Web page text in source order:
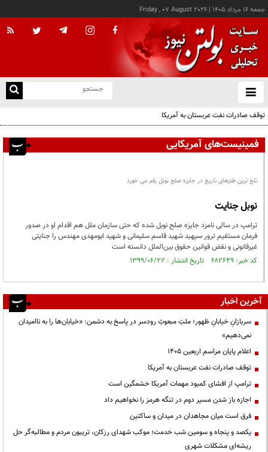
جمعه ۱۶ مرداد ۱۴۰۵ |
Friday , 07 August 2026
باز
و
توقف صادرات نفت عربستان به آمریکا
فمینیست‌های آمریکایی
تلخ ترین طنزهای تاریخ در جایزه صلح نوبل رقم می خورد
نوبل جنایت
ترامپ در سالی نامزد جایزه صلح نوبل شده که حتی سازمان ملل هم اقدام او در صدور
فرمان مستقیم ترور سپهبد شهید قاسم سلیمانی و شهید ابومهدی مهندس را جنایتی
غیرقانونی و نقض قوانین حقوق بین‌الملل دانسته است
کد خبر: ۶۸۲۶۴۹ تاریخ انتشار : ۱۳۹۹/۰۶/۲۲
آخرین اخبار
سربازانِ خیابانِ ظهور؛ ملتِ مبعوثِ رودسر در پاسخ به دشمن: «خیابان‌ها را به ناامیدان
نمی‌دهیم»
اعلام پایان مراسم اربعین ۱۴۰۵
توقف صادرات نفت عربستان به آمریکا
ترامپ از افشای کمبود مهمات آمریکا خشمگین است
اجازه باز شدن مسیر دوم در تنگه هرمز را نخواهیم داد
فرق است میان مجاهدان در میدان و ساکتین
یکصد و پنجاه و سومین شب خدمت؛ موکب شهدای رزکان، تریبون مردم و مطالبه‌گر حل
ریشه‌ای مشکلات شهری